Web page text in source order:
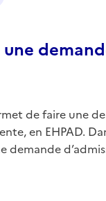
de faire une
en EHPAD.
demande